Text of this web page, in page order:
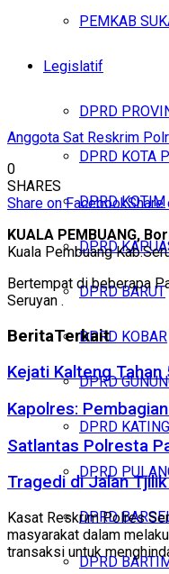
PEMKAB
Legislatif
DPRD
DPRD KOTA
DPRD KOTIM
DPRD
DPRD BARUT
DPRD KOBAR
DPRD
DPRD
DPRD
DPRD
DPRD
Anggota Sat Reskrim
0
SHARES
Share on FacebookShare
KUALA PEMBUANG,
Kuala Pembuang
Bertempat di beberapa
Seruyan .
BeritaTerkait
Kejati Kalteng
Kapolres:
Satlantas Polresta
Tragedi di Jalan
Kasat Reskrim Polres
masyarakat dalam
transaksi untuk